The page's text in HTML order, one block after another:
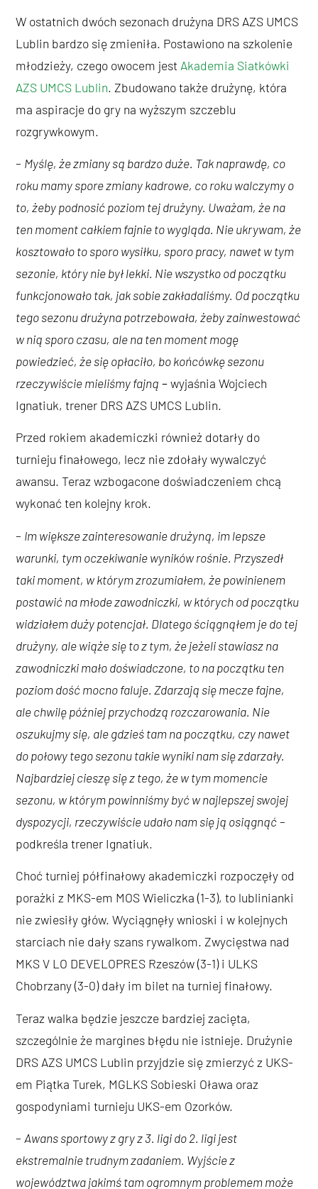
W ostatnich dwóch sezonach drużyna DRS AZS UMCS
Lublin bardzo się zmieniła. Postawiono na szkolenie
młodzieży, czego owocem jest Akademia Siatkówki
AZS UMCS Lublin. Zbudowano także drużynę, która
ma aspiracje do gry na wyższym szczeblu
rozgrywkowym.
– Myślę, że zmiany są bardzo duże. Tak naprawdę, co
roku mamy spore zmiany kadrowe, co roku walczymy o
to, żeby podnosić poziom tej drużyny. Uważam, że na
ten moment całkiem fajnie to wygląda. Nie ukrywam, że
kosztowało to sporo wysiłku, sporo pracy, nawet w tym
sezonie, który nie był lekki. Nie wszystko od początku
funkcjonowało tak, jak sobie zakładaliśmy. Od początku
tego sezonu drużyna potrzebowała, żeby zainwestować
w nią sporo czasu, ale na ten moment mogę
powiedzieć, że się opłaciło, bo końcówkę sezonu
rzeczywiście mieliśmy fajną –wyjaśnia Wojciech
Ignatiuk, trener DRS AZS UMCS Lublin.
Przed rokiem akademiczki również dotarły do
turnieju finałowego, lecz nie zdołały wywalczyć
awansu. Teraz wzbogacone doświadczeniem chcą
wykonać ten kolejny krok.
– Im większe zainteresowanie drużyną, im lepsze
warunki, tym oczekiwanie wyników rośnie. Przyszedł
taki moment, w którym zrozumiałem, że powinienem
postawić na młode zawodniczki, w których od początku
widziałem duży potencjał. Dlatego ściągnąłem je do tej
drużyny, ale wiąże się to z tym, że jeżeli stawiasz na
zawodniczki mało doświadczone, to na początku ten
poziom dość mocno faluje. Zdarzają się mecze fajne,
ale chwilę później przychodzą rozczarowania. Nie
oszukujmy się, ale gdzieś tam na początku, czy nawet
do połowy tego sezonu takie wyniki nam się zdarzały.
Najbardziej cieszę się z tego, że w tym momencie
sezonu, w którym powinniśmy być w najlepszej swojej
dyspozycji, rzeczywiście udało nam się ją osiągnąć–
podkreśla trener Ignatiuk.
Choć turniej półfinałowy akademiczki rozpoczęły od
porażki z MKS-em MOS Wieliczka (1-3), to lublinianki
nie zwiesiły głów. Wyciągnęły wnioski i w kolejnych
starciach nie dały szans rywalkom. Zwycięstwa nad
MKS V LO DEVELOPRES Rzeszów (3-1) i ULKS
Chobrzany (3-0) dały im bilet na turniej finałowy.
Teraz walka będzie jeszcze bardziej zacięta,
szczególnie że margines błędu nie istnieje. Drużynie
DRS AZS UMCS Lublin przyjdzie się zmierzyć z UKS-
em Piątka Turek, MGLKS Sobieski Oława oraz
gospodyniami turnieju UKS-em Ozorków.
–Awans sportowy z gry z 3. ligi do 2. ligi jest
ekstremalnie trudnym zadaniem. Wyjście z
województwa jakimś tam ogromnym problemem może